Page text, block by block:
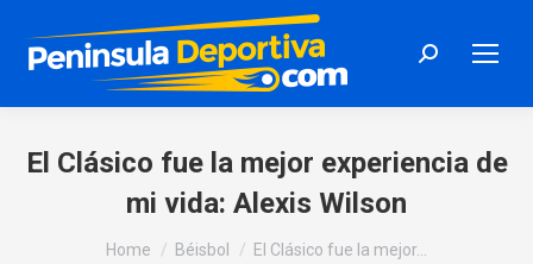
Search:
El Clásico fue la mejor experiencia de
mi vida: Alexis Wilson
You are here:
Home Béisbol El Clásico fue la mejor…